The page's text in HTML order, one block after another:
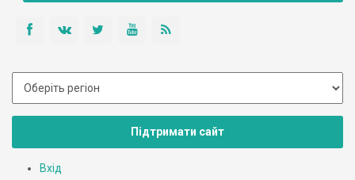
Підтримати сайт
Вхід